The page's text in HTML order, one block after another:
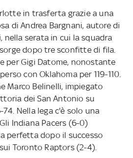
in trasferta grazie a una
di Andrea Bargnani, autore di
nella serata in cui la squadra
dopo tre sconfitte di fila.
per Gigi Datome, nonostante
con Oklahoma per 119-110.
Marco Belinelli, impiegato
dei San Antonio su
Nella lega c'è solo una
Indiana Pacers (6-0)
perfetta dopo il successo
Toronto Raptors (2-4).